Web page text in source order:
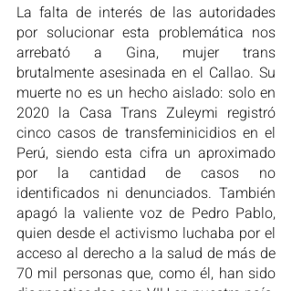
La falta de interés de las autoridades
por solucionar esta problemática nos
arrebató a Gina, mujer trans
brutalmente asesinada en el Callao. Su
muerte no es un hecho aislado: solo en
2020 la Casa Trans Zuleymi registró
cinco casos de transfeminicidios en el
Perú, siendo esta cifra un aproximado
por la cantidad de casos no
identificados ni denunciados. También
apagó la valiente voz de Pedro Pablo,
quien desde el activismo luchaba por el
acceso al derecho a la salud de más de
70 mil personas que, como él, han sido